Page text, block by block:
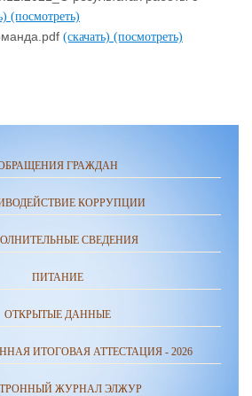
(посмотреть)
(скачать) (посмотреть)
ГРАЖДАН
КОРРУПЦИИ
СВЕДЕНИЯ
ПИТАНИЕ
ОТКРЫТЫЕ ДАННЫЕ
ИТОГОВАЯ АТТЕСТАЦИЯ - 2026
ЖУРНАЛ ЭЛЖУР